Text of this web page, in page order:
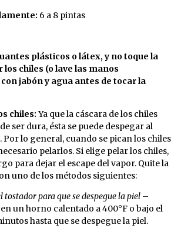
6 a 8 pintas
plásticos o látex, y no toque la
chiles (o lave las manos
jabón y agua antes de tocar la
chiles: Ya que la cáscara de los chiles
ser dura, ésta se puede despegar al
Por lo general, cuando se pican los chiles
pelarlos. Si elige pelar los chiles,
para dejar el escape del vapor. Quite la
uno de los métodos siguientes:
tostador para que se despegue la piel –
un horno calentado a 400°F o bajo el
hasta que se despegue la piel.